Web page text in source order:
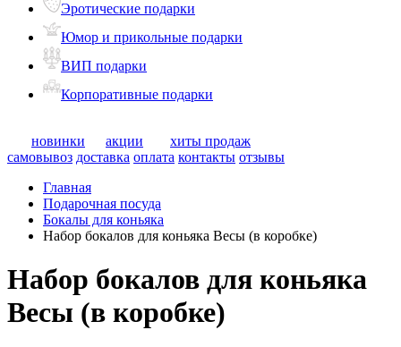
Эротические подарки
Юмор и прикольные подарки
ВИП подарки
Корпоративные подарки
новинки акции
хиты продаж
самовывоз доставка оплата контакты отзывы
Главная
Подарочная посуда
Бокалы для коньяка
Набор бокалов для коньяка Весы (в коробке)
Набор бокалов для коньяка
Весы (в коробке)